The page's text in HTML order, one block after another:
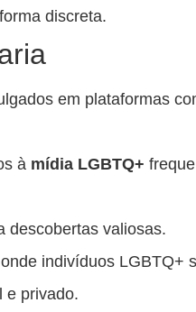
discreta.
em plataformas
à mídia LGBTQ+
descobertas valiosas.
indivíduos LGBTQ+
e privado.